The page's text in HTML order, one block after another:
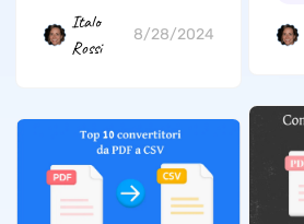
Italo
Rossi
8/28/2024